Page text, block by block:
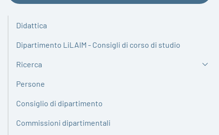
Didattica
Dipartimento LiLAIM - Consigli di corso di studio
Ricerca
Persone
Consiglio di dipartimento
Commissioni dipartimentali